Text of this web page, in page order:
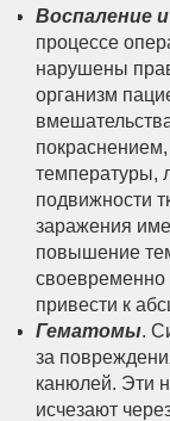
Воспаление
процессе
нарушены
организм
температуры,
подвижности
заражения
повышение
привести к
Гематомы.
за
канюлей. Эти
исчезают